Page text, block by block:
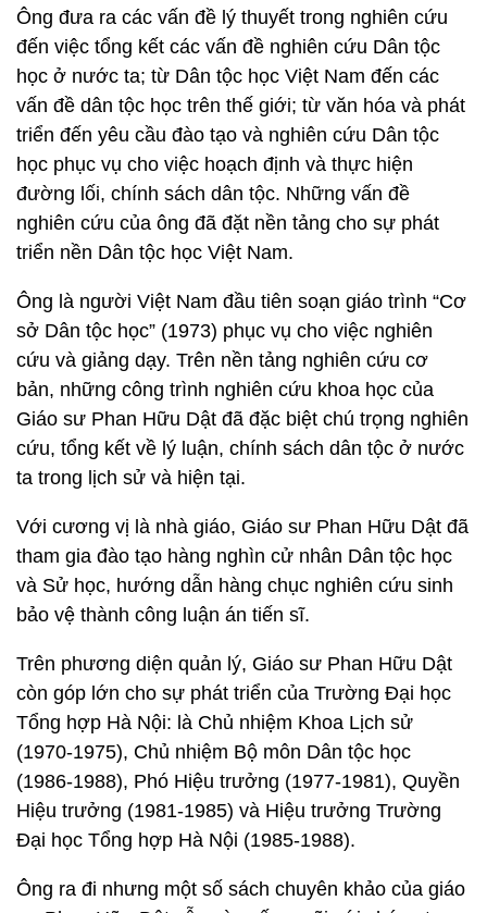
Ông đưa ra các vấn đề lý thuyết trong nghiên cứu
đến việc tổng kết các vấn đề nghiên cứu Dân tộc
học ở nước ta; từ Dân tộc học Việt Nam đến các
vấn đề dân tộc học trên thế giới; từ văn hóa và phát
triển đến yêu cầu đào tạo và nghiên cứu Dân tộc
học phục vụ cho việc hoạch định và thực hiện
đường lối, chính sách dân tộc. Những vấn đề
nghiên cứu của ông đã đặt nền tảng cho sự phát
triển nền Dân tộc học Việt Nam.
Ông là người Việt Nam đầu tiên soạn giáo trình “Cơ
sở Dân tộc học” (1973) phục vụ cho việc nghiên
cứu và giảng dạy. Trên nền tảng nghiên cứu cơ
bản, những công trình nghiên cứu khoa học của
Giáo sư Phan Hữu Dật đã đặc biệt chú trọng nghiên
cứu, tổng kết về lý luận, chính sách dân tộc ở nước
ta trong lịch sử và hiện tại.
Với cương vị là nhà giáo, Giáo sư Phan Hữu Dật đã
tham gia đào tạo hàng nghìn cử nhân Dân tộc học
và Sử học, hướng dẫn hàng chục nghiên cứu sinh
bảo vệ thành công luận án tiến sĩ.
Trên phương diện quản lý, Giáo sư Phan Hữu Dật
còn góp lớn cho sự phát triển của Trường Đại học
Tổng hợp Hà Nội: là Chủ nhiệm Khoa Lịch sử
(1970-1975), Chủ nhiệm Bộ môn Dân tộc học
(1986-1988), Phó Hiệu trưởng (1977-1981), Quyền
Hiệu trưởng (1981-1985) và Hiệu trưởng Trường
Đại học Tổng hợp Hà Nội (1985-1988).
Ông ra đi nhưng một số sách chuyên khảo của giáo